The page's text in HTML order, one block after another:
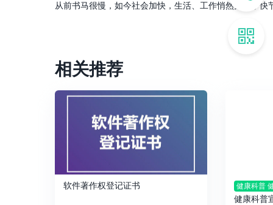
相关推荐
软件著作权登记证书 健康科普
健康科普